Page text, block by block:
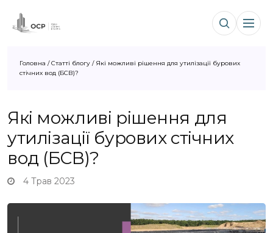
Головна /Статті блогу / Які можливі рішення для утилізації бурових
стічних вод (БСВ)?
4 Трав 2023
Які можливі рішення для
утилізації бурових стічних
вод (БСВ)?